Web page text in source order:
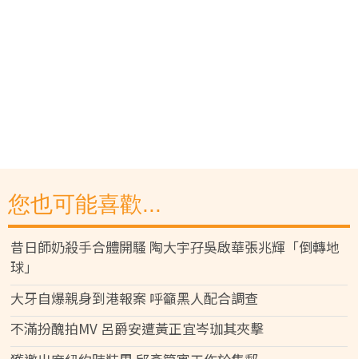
您也可能喜歡...
昔日師奶殺手合體開騷 陶大宇孖吳啟華張兆輝「倒轉地
球」
大牙自爆親身到港報案 呼籲黑人配合調查
不滿扮醜拍MV 呂爵安遭黃正宜岑珈其夾擊